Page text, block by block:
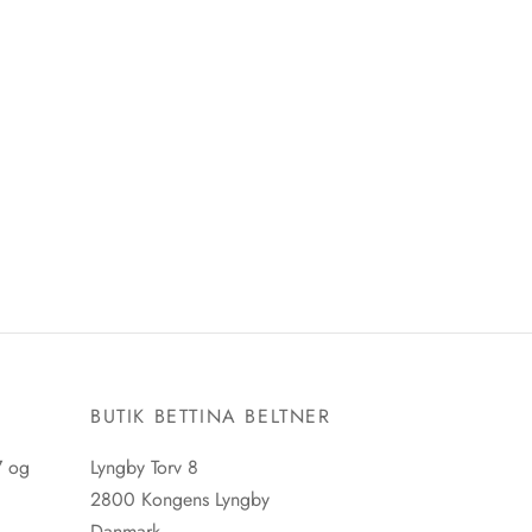
og
BUTIK BETTINA BELTNER
Lyngby Torv 8
2800 Kongens Lyngby